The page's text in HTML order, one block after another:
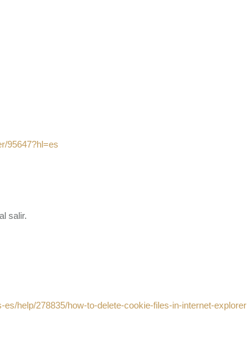
95647?hl=es
salir.
help/278835/how-to-delete-cookie-files-in-internet-explorer